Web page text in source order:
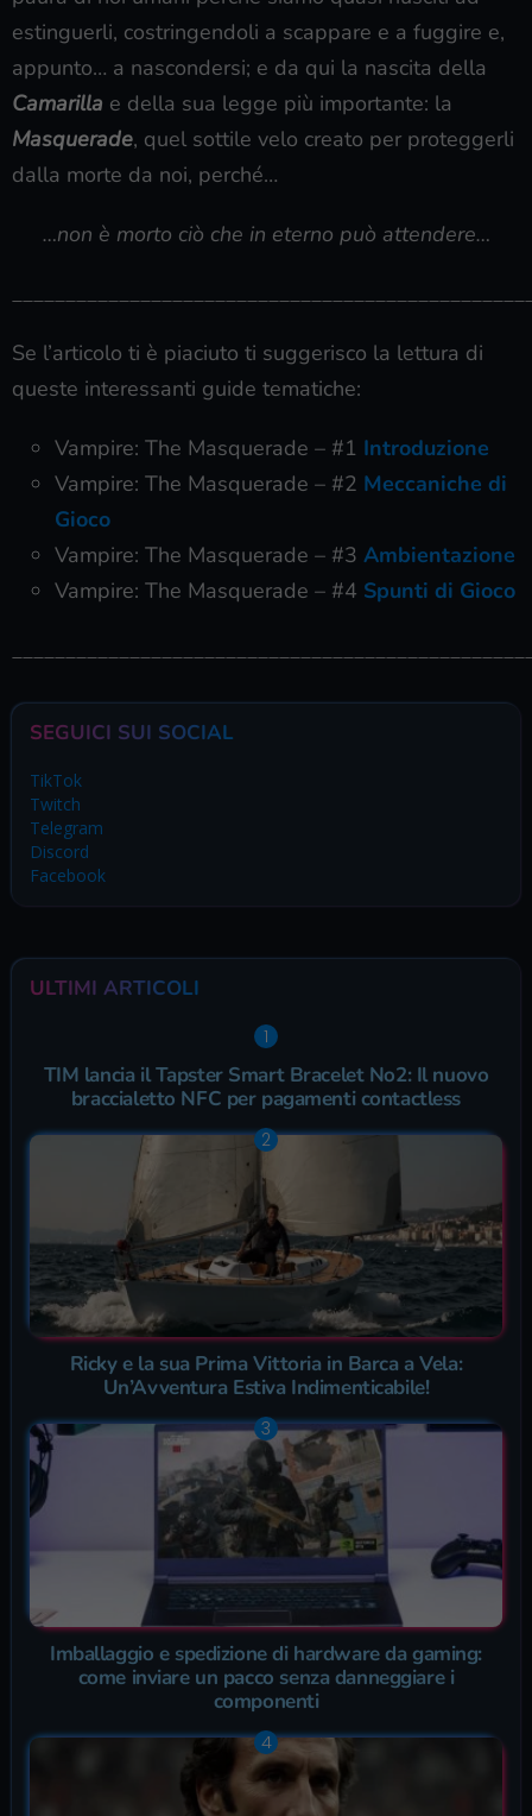
estinguerli, costringendoli a scappare e a fuggire e,
appunto… a nascondersi; e da qui la nascita della
Camarilla e della sua legge più importante: la
Masquerade, quel sottile velo creato per proteggerli
dalla morte da noi, perché…
…non è morto ciò che in eterno può attendere…
Se l’articolo ti è piaciuto ti suggerisco la lettura di
queste interessanti guide tematiche:
Vampire: The Masquerade – #1 Introduzione
Vampire: The Masquerade – #2 Meccaniche di
Gioco
Vampire: The Masquerade – #3 Ambientazione
Vampire: The Masquerade – #4 Spunti di Gioco
SEGUICI SUI SOCIAL
TikTok
Twitch
Telegram
Discord
Facebook
ULTIMI ARTICOLI
TIM lancia il Tapster Smart Bracelet No2: Il nuovo
braccialetto NFC per pagamenti contactless
Ricky e la sua Prima Vittoria in Barca a Vela:
Un’Avventura Estiva Indimenticabile!
Imballaggio e spedizione di hardware da gaming:
come inviare un pacco senza danneggiare i
componenti